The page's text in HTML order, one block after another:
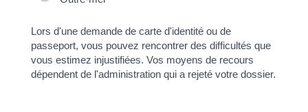
Lors d'une demande de carte d'identité ou de
passeport, vous pouvez rencontrer des difficultés que
vous estimez injustifiées. Vos moyens de recours
dépendent de l'administration qui a rejeté votre dossier.